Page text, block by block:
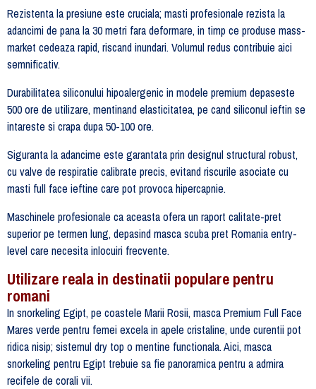
Rezistenta la presiune este cruciala; masti profesionale rezista la
adancimi de pana la 30 metri fara deformare, in timp ce produse mass-
market cedeaza rapid, riscand inundari. Volumul redus contribuie aici
semnificativ.
Durabilitatea siliconului hipoalergenic in modele premium depaseste
500 ore de utilizare, mentinand elasticitatea, pe cand siliconul ieftin se
intareste si crapa dupa 50-100 ore.
Siguranta la adancime este garantata prin designul structural robust,
cu valve de respiratie calibrate precis, evitand riscurile asociate cu
masti full face ieftine care pot provoca hipercapnie.
Maschinele profesionale ca aceasta ofera un raport calitate-pret
superior pe termen lung, depasind masca scuba pret Romania entry-
level care necesita inlocuiri frecvente.
Utilizare reala in destinatii populare pentru
romani
In snorkeling Egipt, pe coastele Marii Rosii, masca Premium Full Face
Mares verde pentru femei excela in apele cristaline, unde curentii pot
ridica nisip; sistemul dry top o mentine functionala. Aici, masca
snorkeling pentru Egipt trebuie sa fie panoramica pentru a admira
recifele de corali vii.